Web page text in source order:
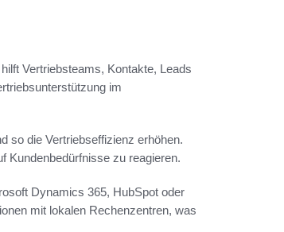
Vertriebsteams, Kontakte, Leads
im
so die Vertriebseffizienz erhöhen.
Kundenbedürfnisse zu reagieren.
Dynamics 365, HubSpot oder
mit lokalen Rechenzentren, was